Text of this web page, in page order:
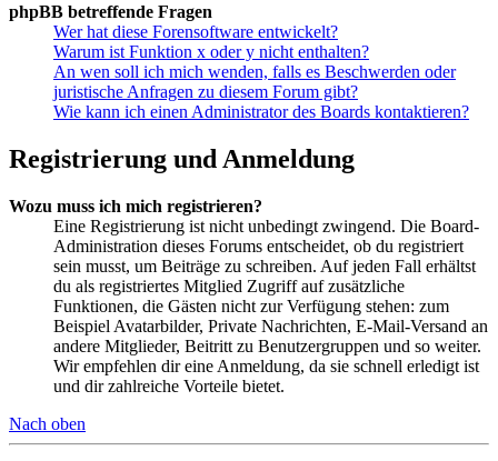
phpBB betreffende Fragen
Wer hat diese Forensoftware entwickelt?
Warum ist Funktion x oder y nicht enthalten?
An wen soll ich mich wenden, falls es Beschwerden oder
juristische Anfragen zu diesem Forum gibt?
Wie kann ich einen Administrator des Boards kontaktieren?
Registrierung und Anmeldung
Wozu muss ich mich registrieren?
Eine Registrierung ist nicht unbedingt zwingend. Die Board-
Administration dieses Forums entscheidet, ob du registriert
sein musst, um Beiträge zu schreiben. Auf jeden Fall erhältst
du als registriertes Mitglied Zugriff auf zusätzliche
Funktionen, die Gästen nicht zur Verfügung stehen: zum
Beispiel Avatarbilder, Private Nachrichten, E-Mail-Versand an
andere Mitglieder, Beitritt zu Benutzergruppen und so weiter.
Wir empfehlen dir eine Anmeldung, da sie schnell erledigt ist
und dir zahlreiche Vorteile bietet.
Nach oben